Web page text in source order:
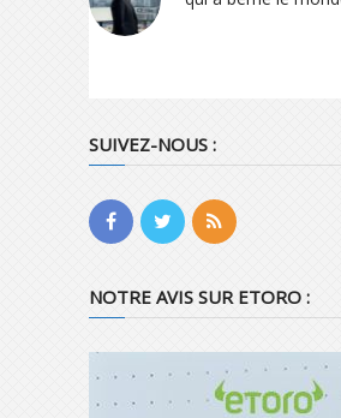
SUIVEZ-NOUS :
NOTRE AVIS SUR ETORO :